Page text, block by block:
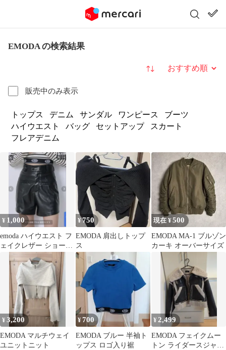
EMODA の検索結果
販売中のみ表示
並び替え
トップス デニム サンダル ワンピース
ブーツ
ハイウエスト
バッグ セットアップ
スカート
フレアデニム
¥ 1,000
emoda ハイウエスト フ
ェイクレザー ショート
パンツ ブラック S
¥750
EMODA 肩出しトップ
ス
現在 ¥500
EMODA MA-1 ブルゾン
カーキ オーバーサイズ
¥3,200
EMODA マルチウェイ
ユニットニット
¥700
EMODA ブルー 半袖ト
ップス ロゴ入り裾
¥ 2,499
EMODA フェイクムー
トン ライダースジャケ